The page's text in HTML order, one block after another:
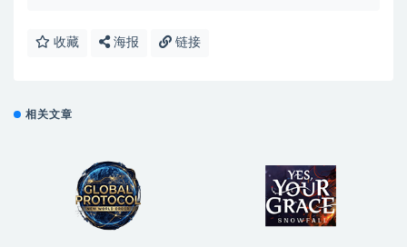
收藏 海报 链接
相关文章